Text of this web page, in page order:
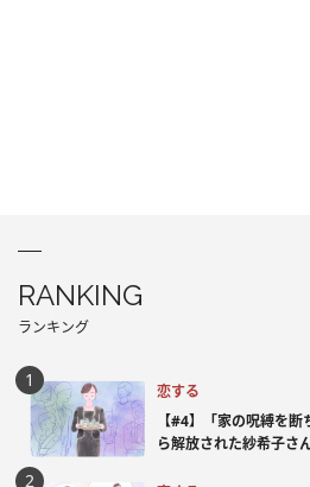
RANKING
ランキング
恋する
【#4】「家の呪縛を
ら解放された紗希子さ